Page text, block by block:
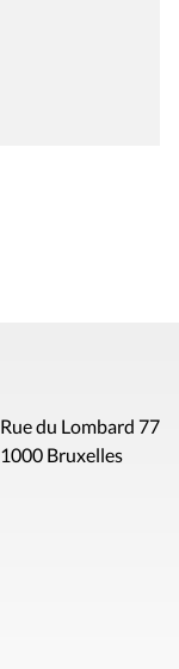
Rue du Lombard 77
1000 Bruxelles